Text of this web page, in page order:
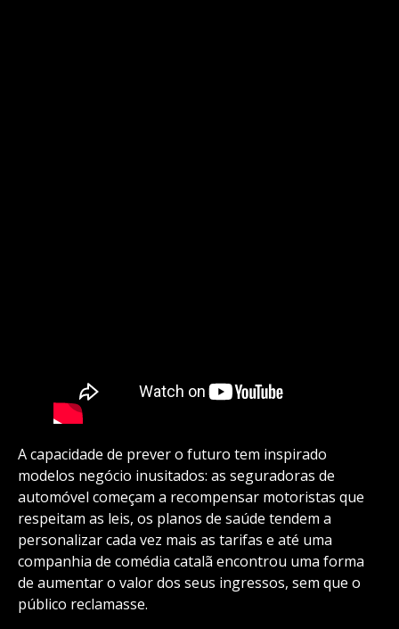
A capacidade de prever o futuro tem inspirado
modelos negócio inusitados: as seguradoras de
automóvel começam a recompensar motoristas que
respeitam as leis, os planos de saúde tendem a
personalizar cada vez mais as tarifas e até uma
companhia de comédia catalã encontrou uma forma
de aumentar o valor dos seus ingressos, sem que o
público reclamasse.